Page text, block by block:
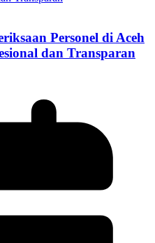
Personel di Aceh
dan Transparan